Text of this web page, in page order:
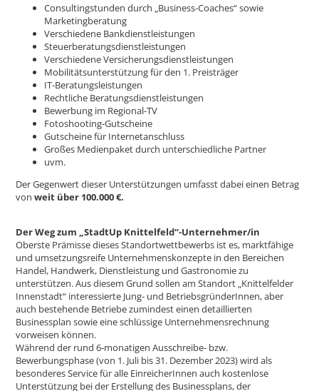
Consultingstunden durch „Business-Coaches“ sowie
Marketingberatung
Verschiedene Bankdienstleistungen
Steuerberatungsdienstleistungen
Verschiedene Versicherungsdienstleistungen
Mobilitätsunterstützung für den 1. Preisträger
IT-Beratungsleistungen
Rechtliche Beratungsdienstleistungen
Bewerbung im Regional-TV
Fotoshooting-Gutscheine
Gutscheine für Internetanschluss
Großes Medienpaket durch unterschiedliche Partner
uvm.
Der Gegenwert dieser Unterstützungen umfasst dabei einen Betrag
vonweit über 100.000 €.
Der Weg zum „StadtUp Knittelfeld“-Unternehmer/in
Oberste Prämisse dieses Standortwettbewerbs ist es, marktfähige
und umsetzungsreife Unternehmenskonzepte in den Bereichen
Handel, Handwerk, Dienstleistung und Gastronomie zu
unterstützen. Aus diesem Grund sollen am Standort „Knittelfelder
Innenstadt“ interessierte Jung- und BetriebsgründerInnen, aber
auch bestehende Betriebe zumindest einen detaillierten
Businessplan sowie eine schlüssige Unternehmensrechnung
vorweisen können.
Während der rund 6-monatigen Ausschreibe- bzw.
Bewerbungsphase (von 1. Juli bis 31. Dezember 2023) wird als
besonderes Service für alle EinreicherInnen auch kostenlose
Unterstützung bei der Erstellung des Businessplans, der